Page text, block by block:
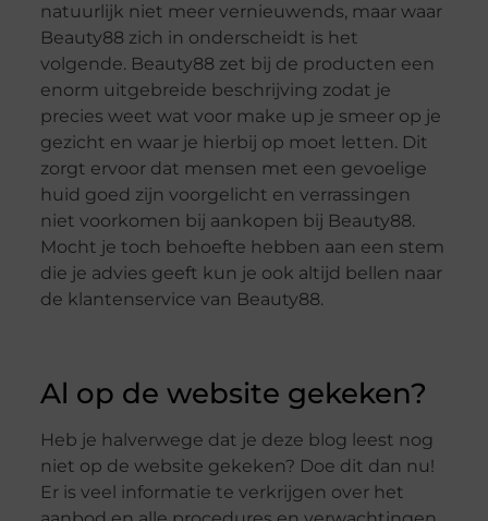
natuurlijk niet meer vernieuwends, maar waar
Beauty88 zich in onderscheidt is het
volgende. Beauty88 zet bij de producten een
enorm uitgebreide beschrijving zodat je
precies weet wat voor make up je smeer op je
gezicht en waar je hierbij op moet letten. Dit
zorgt ervoor dat mensen met een gevoelige
huid goed zijn voorgelicht en verrassingen
niet voorkomen bij aankopen bij Beauty88.
Mocht je toch behoefte hebben aan een stem
die je advies geeft kun je ook altijd bellen naar
de klantenservice van Beauty88.
Al op de website gekeken?
Heb je halverwege dat je deze blog leest nog
niet op de website gekeken? Doe dit dan nu!
Er is veel informatie te verkrijgen over het